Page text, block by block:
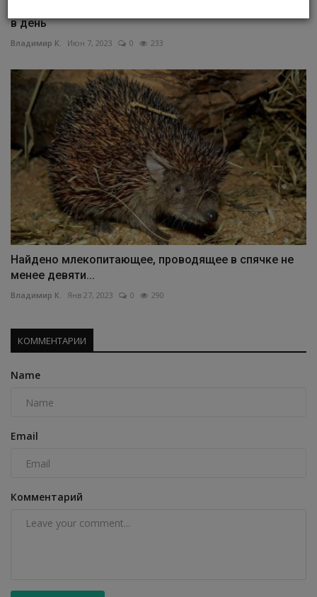
в день
Владимир К. Июн 7, 2023 0 233
Найдено млекопитающее, проводящее в спячке не
менее девяти...
Владимир К. Янв 27, 2023 0 290
КОММЕНТАРИИ
Name
Email
Комментарий